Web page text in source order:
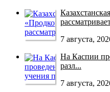
7 августа,
На Каспии
разл...
7 августа,